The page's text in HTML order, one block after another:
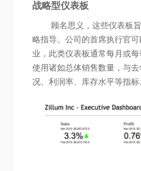
战略型仪表板
顾名思义，这些仪表板旨
略指导。公司的首席执行官
业，此类仪表板通常每月或
使用诸如总体销售数量，与
况、利润率、库存水平等指标